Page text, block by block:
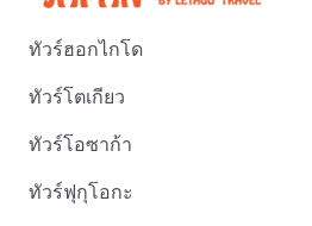
ทัวร์ฮอกไกโด
ทัวร์โตเกียว
ทัวร์โอซาก้า
ทัวร์ฟุกุโอกะ